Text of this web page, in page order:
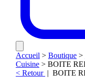
Accueil > Boutique >
Cuisine > BOITE
< Retour | BOITE